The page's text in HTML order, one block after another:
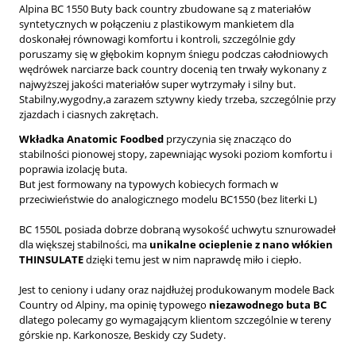
Alpina BC 1550 Buty back country zbudowane są z materiałów
syntetycznych w połączeniu z plastikowym mankietem dla
doskonałej równowagi komfortu i kontroli, szczególnie gdy
poruszamy się w głębokim kopnym śniegu podczas całodniowych
wędrówek narciarze back country docenią ten trwały wykonany z
najwyższej jakości materiałów super wytrzymały i silny but.
Stabilny,wygodny,a zarazem sztywny kiedy trzeba, szczególnie przy
zjazdach i ciasnych zakrętach.
Wkładka Anatomic Foodbed przyczynia się znacząco do
stabilności pionowej stopy, zapewniając wysoki poziom komfortu i
poprawia izolację buta.
But jest formowany na typowych kobiecych formach w
przeciwieństwie do analogicznego modelu BC1550 (bez literki L)
BC 1550L posiada dobrze dobraną wysokość uchwytu sznurowadeł
dla większej stabilności, ma unikalne ocieplenie z nano włókien
THINSULATEdzięki temu jest w nim naprawdę miło i ciepło.
Jest to ceniony i udany oraz najdłużej produkowanym modele Back
Country od Alpiny, ma opinię typowego niezawodnego buta BC
dlatego polecamy go wymagającym klientom szczególnie w tereny
górskie np. Karkonosze, Beskidy czy Sudety.